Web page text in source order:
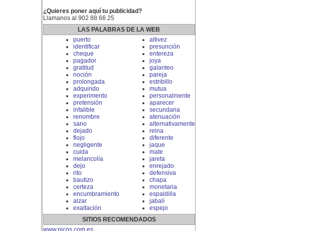
¿Quieres poner aquí tu publicidad?
Llamanos al 902 88 66 25
LAS PALABRAS DE LA WEB
puerto
identificar
cheque
pagador
gratitud
noción
prolongada
adquirido
experimento
pretensión
infalible
renombre
sano
dejado
flojo
negligente
cuida
melancolía
dejo
rito
bautizo
certeza
encumbramiento
alzar
exaltación
altivez
presunción
entereza
joya
galanteo
pareja
estribillo
mutua
personalmente
aparecer
secundaria
atenuación
alternativamente
reina
diferente
jaque
mate
jareta
enrejado
defensiva
chapa
monetaria
espaldilla
jabalí
espejo
SITIOS RECOMENDADOS
www.picos.com.es